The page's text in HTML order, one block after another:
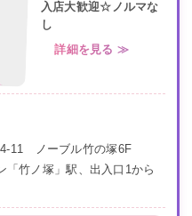
入店大歓迎☆ノルマな
し
詳細を見る ≫
11 ノーブル竹の塚6F
「竹ノ塚」駅、出入口1から